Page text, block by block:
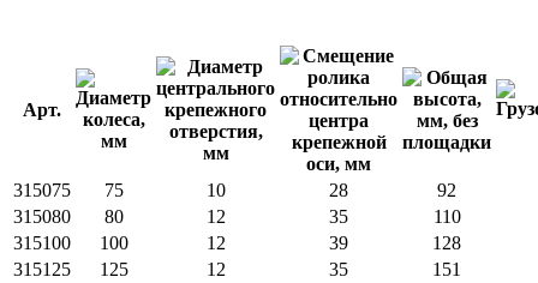
Арт.
315075 75 10 28
92
315080
80 12 35
110
315100
100 12 39
128
315125
125 12 35
151